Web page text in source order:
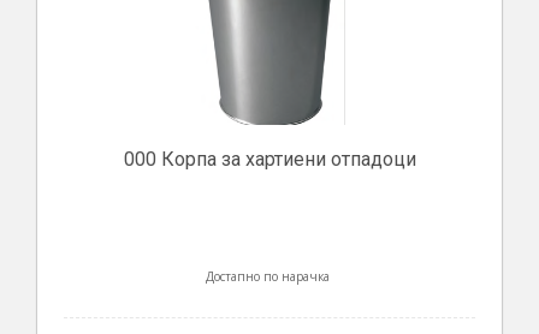
000 Корпа за хартиени отпадоци
Достапно по нарачка